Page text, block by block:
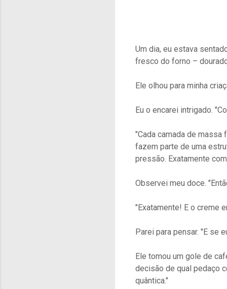
Um dia, eu estava
fresco do forno –
Ele olhou para minha
Eu o encarei intrigado.
"Cada camada de
fazem parte de uma
pressão. Exatamente
Observei meu doce.
"Exatamente! E o creme
Parei para pensar. "E se
Ele tomou um gole de
decisão de qual pedaço
quântica."